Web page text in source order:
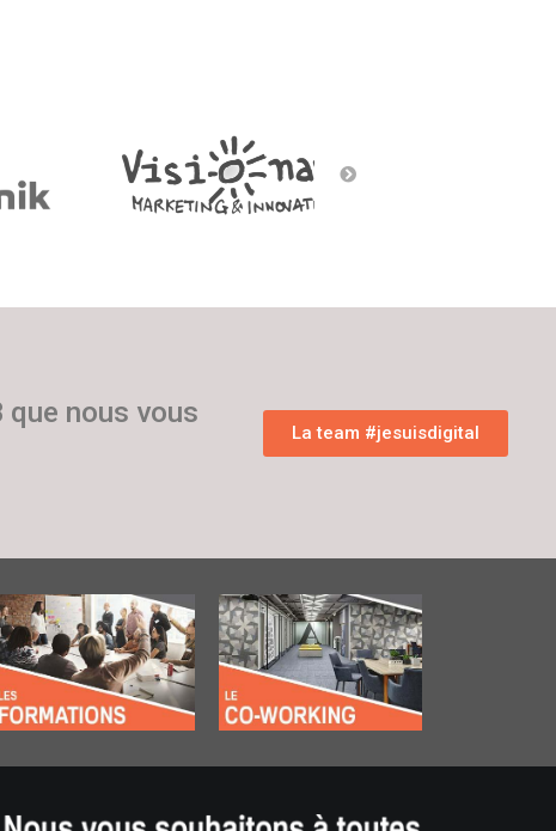
nous vous
La team #jesuisdigital